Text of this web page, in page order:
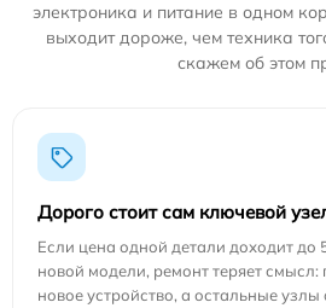
электроника и питание в одном
выходит дороже, чем техника
скажем об этом
Дорого стоит сам ключевой
Если цена одной детали доходит до
новой модели, ремонт теряет смысл:
новое устройство, а остальные узлы